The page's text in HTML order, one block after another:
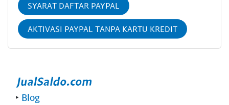
SYARAT DAFTAR PAYPAL
AKTIVASI PAYPAL TANPA KARTU KREDIT
‣ Blog